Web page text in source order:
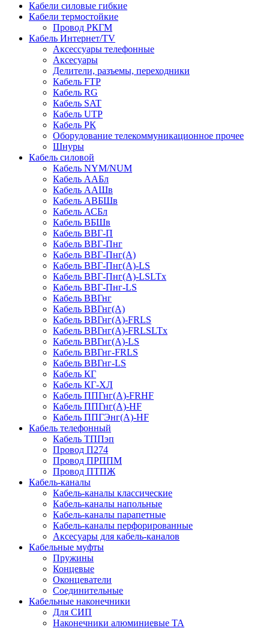
Кабели силовые гибкие
Кабели термостойкие
Провод РКГМ
Кабель Интернет/TV
Аксессуары телефонные
Аксесуары
Делители, разъемы, переходники
Кабель FTP
Кабель RG
Кабель SAT
Кабель UTP
Кабель РК
Оборудование телекоммуникационное прочее
Шнуры
Кабель силовой
Кабель NYM/NUM
Кабель ААБл
Кабель ААШв
Кабель АВБШв
Кабель АСБл
Кабель ВБШв
Кабель ВВГ-П
Кабель ВВГ-Пнг
Кабель ВВГ-Пнг(А)
Кабель ВВГ-Пнг(А)-LS
Кабель ВВГ-Пнг(А)-LSLTx
Кабель ВВГ-Пнг-LS
Кабель ВВГнг
Кабель ВВГнг(А)
Кабель ВВГнг(А)-FRLS
Кабель ВВГнг(А)-FRLSLTx
Кабель ВВГнг(А)-LS
Кабель ВВГнг-FRLS
Кабель ВВГнг-LS
Кабель КГ
Кабель КГ-ХЛ
Кабель ППГнг(А)-FRHF
Кабель ППГнг(А)-HF
Кабель ППГЭнг(А)-HF
Кабель телефонный
Кабель ТППэп
Провод П274
Провод ПРППМ
Провод ПТПЖ
Кабель-каналы
Кабель-каналы классические
Кабель-каналы напольные
Кабель-каналы парапетные
Кабель-каналы перфорированные
Аксесуары для кабель-каналов
Кабельные муфты
Пружины
Концевые
Оконцеватели
Соединительные
Кабельные наконечники
Для СИП
Наконечники алюминиевые ТА